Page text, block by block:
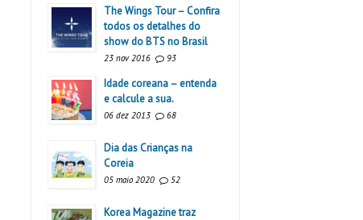
The Wings Tour – Confira
todos os detalhes do
show do BTS no Brasil
23 nov 2016 93
Idade coreana – entenda
e calcule a sua.
06 dez 2013 68
Dia das Crianças na
Coreia
05 maio 2020 52
Korea Magazine traz